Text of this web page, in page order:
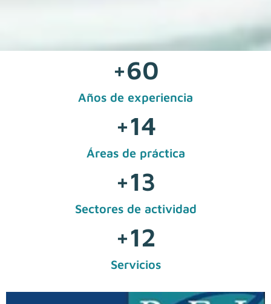
Años de experiencia
+60
Áreas de práctica
+14
Sectores de actividad
+13
Servicios
+12